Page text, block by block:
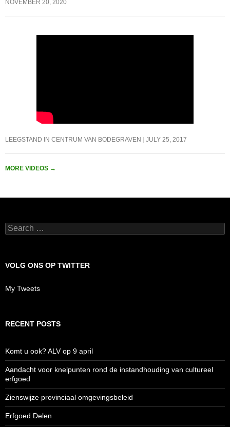
NOVEMBER 20, 2020
LEEGSTAND IN CENTRUM VAN BODEGRAVEN JULY 25, 2017
MORE VIDEOS →
VOLG ONS OP TWITTER
My Tweets
RECENT POSTS
Komt u ook? ALV op 9 april
Aandacht voor knelpunten rond de instandhouding van cultureel
erfgoed
Zienswijze provinciaal omgevingsbeleid
Erfgoed Delen